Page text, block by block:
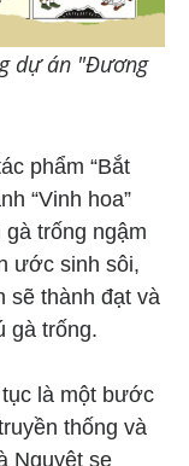
dự án "Đương
phẩm “Bắt
“Vinh hoa”
trống ngậm
ước sinh sôi,
sẽ thành đạt và
gà trống.
tục là một bước
thống và
Nguyệt se